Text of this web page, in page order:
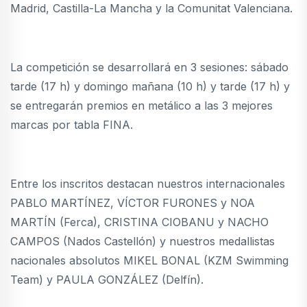
Madrid, Castilla-La Mancha y la Comunitat Valenciana.
La competición se desarrollará en 3 sesiones: sábado
tarde (17 h) y domingo mañana (10 h) y tarde (17 h) y
se entregarán premios en metálico a las 3 mejores
marcas por tabla FINA.
Entre los inscritos destacan nuestros internacionales
PABLO MARTÍNEZ, VÍCTOR FURONES y NOA
MARTÍN (Ferca), CRISTINA CIOBANU y NACHO
CAMPOS (Nados Castellón) y nuestros medallistas
nacionales absolutos MIKEL BONAL (KZM Swimming
Team) y PAULA GONZÁLEZ (Delfín).